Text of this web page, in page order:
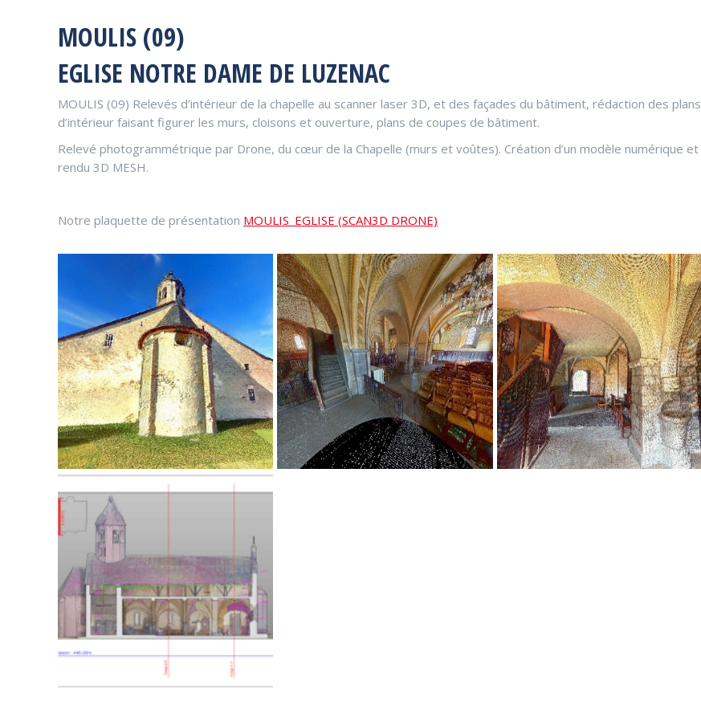
MOULIS (09)
EGLISE NOTRE DAME DE LUZENAC
MOULIS (09) Relevés d’intérieur de la chapelle au scanner laser 3D, et des façades du bâtiment, rédaction des plans
d’intérieur faisant figurer les murs, cloisons et ouverture, plans de coupes de bâtiment.
Relevé photogrammétrique par Drone, du cœur de la Chapelle (murs et voûtes). Création d’un modèle numérique et
rendu 3D MESH.
Notre plaquette de présentation MOULIS_EGLISE (SCAN3D DRONE)